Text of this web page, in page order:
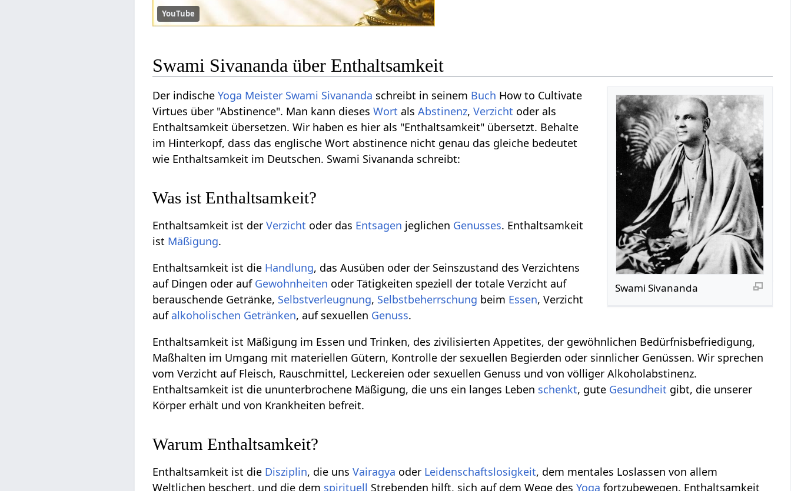
YouTube
Swami Sivananda über Enthaltsamkeit
Swami Sivananda
Der indischeYoga Meister Swami Sivananda schreibt in seinem Buch How to Cultivate
Virtues über "Abstinence". Man kann diesesWort alsAbstinenz,Verzicht oder als
Enthaltsamkeit übersetzen. Wir haben es hier als "Enthaltsamkeit" übersetzt. Behalte
im Hinterkopf, dass das englische Wort abstinence nicht genau das gleiche bedeutet
wie Enthaltsamkeit im Deutschen. Swami Sivananda schreibt:
Was ist Enthaltsamkeit?
Enthaltsamkeit ist derVerzicht oder das Entsagen jeglichen Genusses. Enthaltsamkeit
ist Mäßigung.
Enthaltsamkeit ist die Handlung, das Ausüben oder der Seinszustand des Verzichtens
auf Dingen oder auf Gewohnheiten oder Tätigkeiten speziell der totale Verzicht auf
berauschende Getränke, Selbstverleugnung, Selbstbeherrschung beim Essen, Verzicht
auf alkoholischen Getränken, auf sexuellen Genuss.
Enthaltsamkeit ist Mäßigung im Essen und Trinken, des zivilisierten Appetites, der gewöhnlichen Bedürfnisbefriedigung,
Maßhalten im Umgang mit materiellen Gütern, Kontrolle der sexuellen Begierden oder sinnlicher Genüssen. Wir sprechen
vom Verzicht auf Fleisch, Rauschmittel, Leckereien oder sexuellen Genuss und von völliger Alkoholabstinenz.
Enthaltsamkeit ist die ununterbrochene Mäßigung, die uns ein langes Leben schenkt, gute Gesundheit gibt, die unserer
Körper erhält und von Krankheiten befreit.
Warum Enthaltsamkeit?
Enthaltsamkeit ist die Disziplin, die unsVairagya oder Leidenschaftslosigkeit, dem mentales Loslassen von allem
Weltlichen beschert. und die dem spirituell Strebenden hilft, sich auf dem Wege desYoga fortzubewegen. Enthaltsamkeit